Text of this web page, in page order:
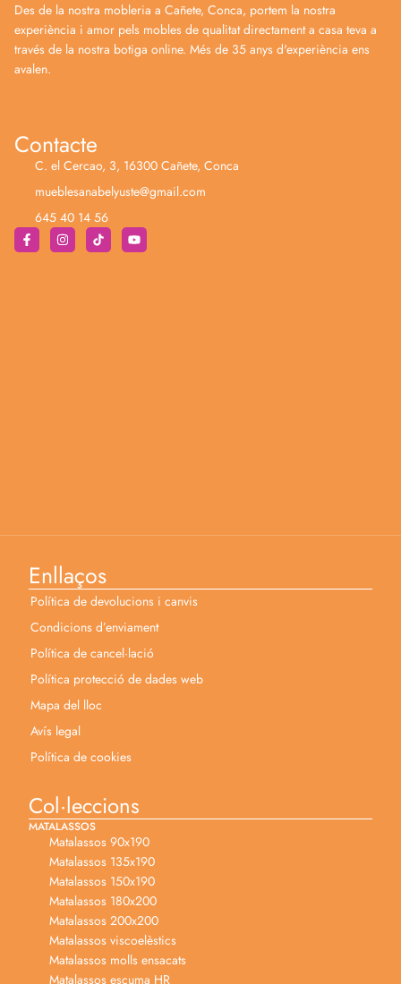
Des de la nostra mobleria a Cañete, Conca, portem la nostra
experiència i amor pels mobles de qualitat directament a casa teva a
través de la nostra botiga online. Més de 35 anys d'experiència ens
avalen.
Contacte
C. el Cercao, 3, 16300 Cañete, Conca
mueblesanabelyuste@gmail.com
645 40 14 56
Enllaços
Política de devolucions i canvis
Condicions d’enviament
Política de cancel·lació
Política protecció de dades web
Mapa del lloc
Avís legal
Política de cookies
Col·leccions
MATALASSOS
Matalassos 90x190
Matalassos 135x190
Matalassos 150x190
Matalassos 180x200
Matalassos 200x200
Matalassos viscoelèstics
Matalassos molls ensacats
Matalassos escuma HR